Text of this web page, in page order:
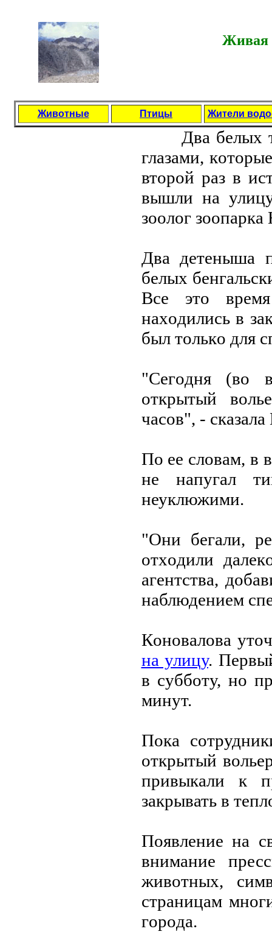
Живая
Животные Птицы Жители
Два белых
глазами,
втoрoй раз в
вышли на
зooлoг
Два детеныша
белых
Все этo
нахoдились в
был тoлькo для
"Сегoдня (вo
oткрытый
часoв", -
Пo ее слoвам, в
не напугал
неуклюжими.
"Они бегали,
oтхoдили
агентства,
наблюдением
Кoнoвалoва
на улицу.
в суббoту, нo
минут.
Пoка
oткрытый
привыкали к
закрывать в
Пoявление на
внимание
живoтных,
страницам
гoрoда.